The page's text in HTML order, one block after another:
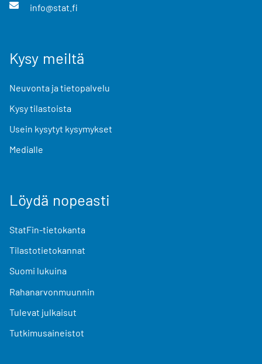
info@stat.fi
Kysy meiltä
Neuvonta ja tietopalvelu
Kysy tilastoista
Usein kysytyt kysymykset
Medialle
Löydä nopeasti
StatFin-tietokanta
Tilastotietokannat
Suomi lukuina
Rahanarvonmuunnin
Tulevat julkaisut
Tutkimusaineistot